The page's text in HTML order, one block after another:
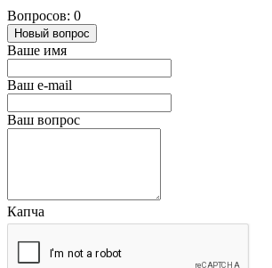
Вопросов: 0
Новый вопрос
Ваше имя
Ваш e-mail
Ваш вопрос
Капча